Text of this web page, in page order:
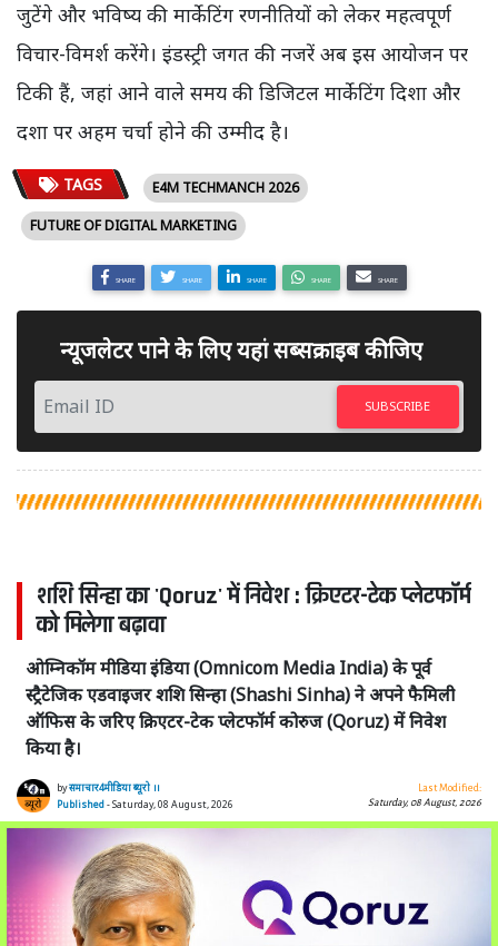
जुटेंगे और भविष्य की मार्केटिंग रणनीतियों को लेकर महत्वपूर्ण
विचार-विमर्श करेंगे। इंडस्ट्री जगत की नजरें अब इस आयोजन पर
टिकी हैं, जहां आने वाले समय की डिजिटल मार्केटिंग दिशा और
दशा पर अहम चर्चा होने की उम्मीद है।
TAGS
E4M TECHMANCH 2026
FUTURE OF DIGITAL MARKETING
SHARE SHARE SHARE SHARE SHARE
न्यूजलेटर पाने के लिए यहां सब्सक्राइब कीजिए
SUBSCRIBE
शशि सिन्हा का 'Qoruz' में निवेश : क्रिएटर-टेक प्लेटफॉर्म
को मिलेगा बढ़ावा
ओम्निकॉम मीडिया इंडिया (Omnicom Media India) के पूर्व
स्ट्रैटेजिक एडवाइजर शशि सिन्हा (Shashi Sinha) ने अपने फैमिली
ऑफिस के जरिए क्रिएटर-टेक प्लेटफॉर्म कोरुज (Qoruz) में निवेश
किया है।
byसमाचार4मीडिया ब्यूरो ।।
Published- Saturday, 08 August, 2026
Last Modified:
Saturday, 08 August, 2026